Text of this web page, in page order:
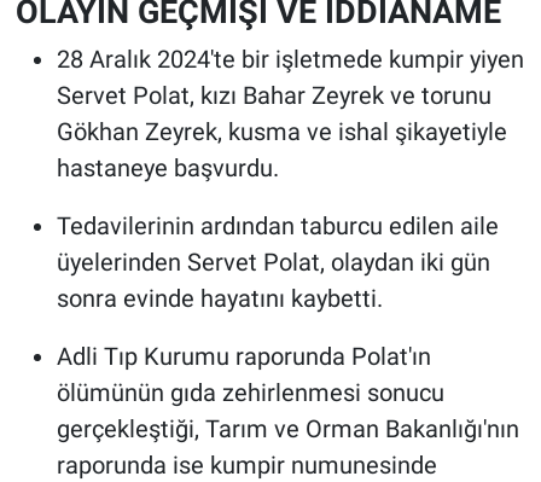
OLAYIN GEÇMİŞİ VE İDDİANAME
28 Aralık 2024'te bir işletmede kumpir yiyen
Servet Polat, kızı Bahar Zeyrek ve torunu
Gökhan Zeyrek, kusma ve ishal şikayetiyle
hastaneye başvurdu.
Tedavilerinin ardından taburcu edilen aile
üyelerinden Servet Polat, olaydan iki gün
sonra evinde hayatını kaybetti.
Adli Tıp Kurumu raporunda Polat'ın
ölümünün gıda zehirlenmesi sonucu
gerçekleştiği, Tarım ve Orman Bakanlığı'nın
raporunda ise kumpir numunesinde